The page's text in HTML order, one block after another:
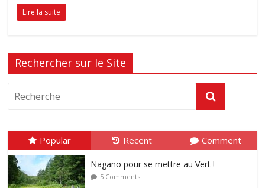
Lire la suite
Rechercher sur le Site
Popular Recent Comment
Nagano pour se mettre au Vert !
5 Comments